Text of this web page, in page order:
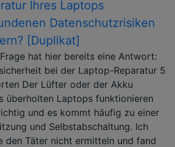
Ihres Laptops
Datenschutzrisiken
[Duplikat]
hat hier bereits eine Antwort:
bei der Laptop-Reparatur 5
Der Lüfter oder der Akku
überholten Laptops funktionieren
und es kommt häufig zu einer
und Selbstabschaltung. Ich
den Täter nicht ermitteln und fand